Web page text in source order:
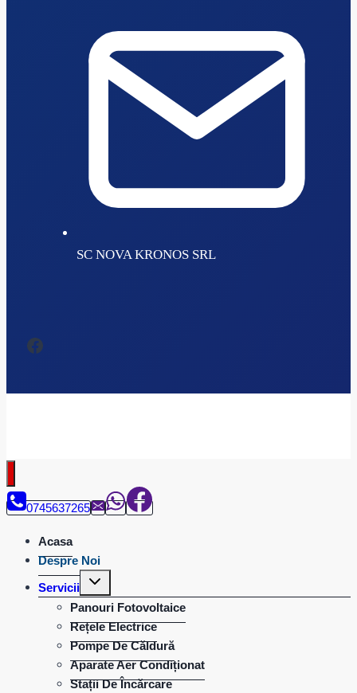
SC NOVA KRONOS SRL
Facebook
0745637265
Acasa
Despre Noi
Servicii
Toggle
menu
Panouri Fotovoltaice
Rețele Electrice
Pompe De Căldură
Aparate Aer Condiționat
Stații De Încărcare